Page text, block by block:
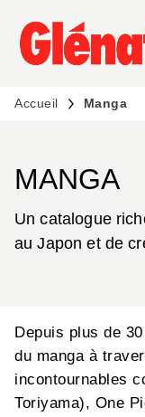
MENU
PIED DE PAGE
Accueil Manga
MANGA
Un catalogue
au Japon et de
Depuis plus de
du manga à
incontournables
Toriyama), One